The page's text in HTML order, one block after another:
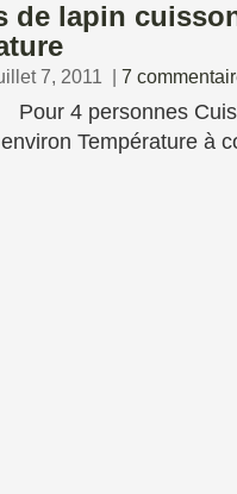
de lapin
7, 2011 | 7
Température à